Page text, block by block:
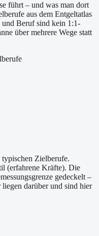
führt – und was man dort
aus dem Entgeltatlas
Beruf sind kein 1:1-
über mehrere Wege statt
Zielberufe.
(erfahrene Kräfte). Die
gedeckelt –
darüber und sind hier